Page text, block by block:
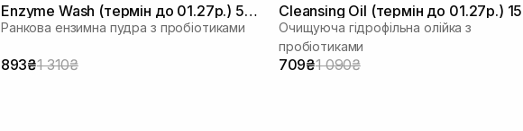
Enzyme Wash (термін до 01.27р.) 50
г
Ранкова ензимна пудра з пробіотиками
893₴1 310₴
Cleansing Oil (термін до 01.27р.)
мл
Очищуюча гідрофільна олійка з
пробіотиками
709₴1 090₴